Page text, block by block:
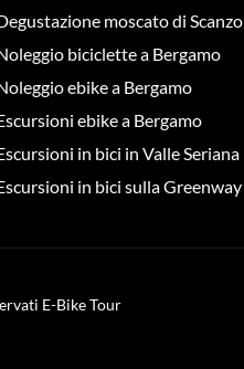
moscato di Scanzo
biciclette a Bergamo
ebike a Bergamo
ebike a Bergamo
in bici in Valle Seriana
in bici sulla Greenway
E-Bike Tour